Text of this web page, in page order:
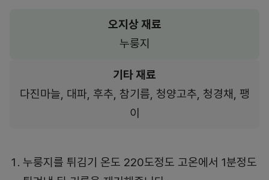
오지상 재료
누룽지
기타 재료
다진마늘, 대파, 후추, 참기름, 청양고추, 청경채, 팽
이
누룽지를 튀김기 온도 220도정도 고온에서 1분정도